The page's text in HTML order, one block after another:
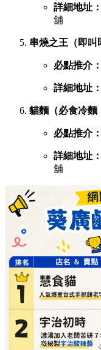
詳細地址：
舖
串燒之王（即叫
必點推介：
詳細地址：
貓麵（必食冷麵
必點推介：
詳細地址：
舖